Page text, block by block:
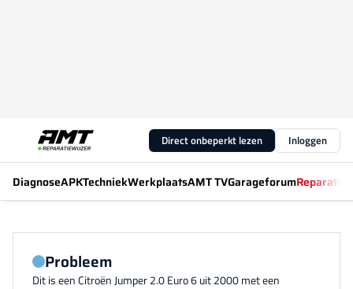
Direct onbeperkt lezen Inloggen
DiagnoseAPKTechniekWerkplaatsAMT TVGarageforum
Probleem
Dit is een Citroën Jumper 2.0 Euro 6 uit 2000 met een